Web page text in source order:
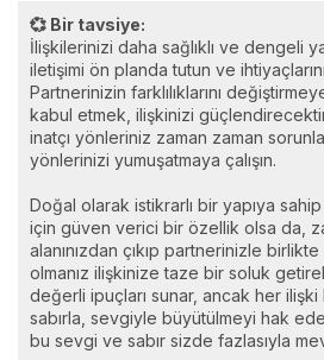
💞 Bir tavsiye:
İlişkilerinizi daha sağlıklı ve dengeli
iletişimi ön planda tutun ve
Partnerinizin farklılıklarını
kabul etmek, ilişkinizi
inatçı yönleriniz zaman zaman
yönlerinizi yumuşatmaya çalışın.
Doğal olarak istikrarlı bir yapıya
için güven verici bir özellik olsa da,
alanınızdan çıkıp partnerinizle
olmanız ilişkinize taze bir soluk
değerli ipuçları sunar, ancak her
sabırla, sevgiyle büyütülmeyi hak
bu sevgi ve sabır sizde fazlasıyla